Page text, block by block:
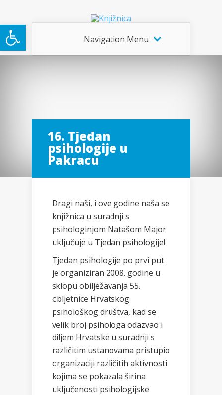
Open toolbar Navigation Menu
16. Tjedan
psihologije u
Pakracu
Dragi naši, i ove godine naša se
knjižnica u suradnji s
psihologinjom Natašom Major
uključuje u Tjedan psihologije!
Tjedan psihologije po prvi put
je organiziran 2008. godine u
sklopu obilježavanja 55.
obljetnice Hrvatskog
psihološkog društva, kad se
velik broj psihologa odazvao i
diljem Hrvatske u suradnji s
različitim ustanovama pristupio
organizaciji različitih aktivnosti
kojima se pokazala širina
uključenosti psihologijske